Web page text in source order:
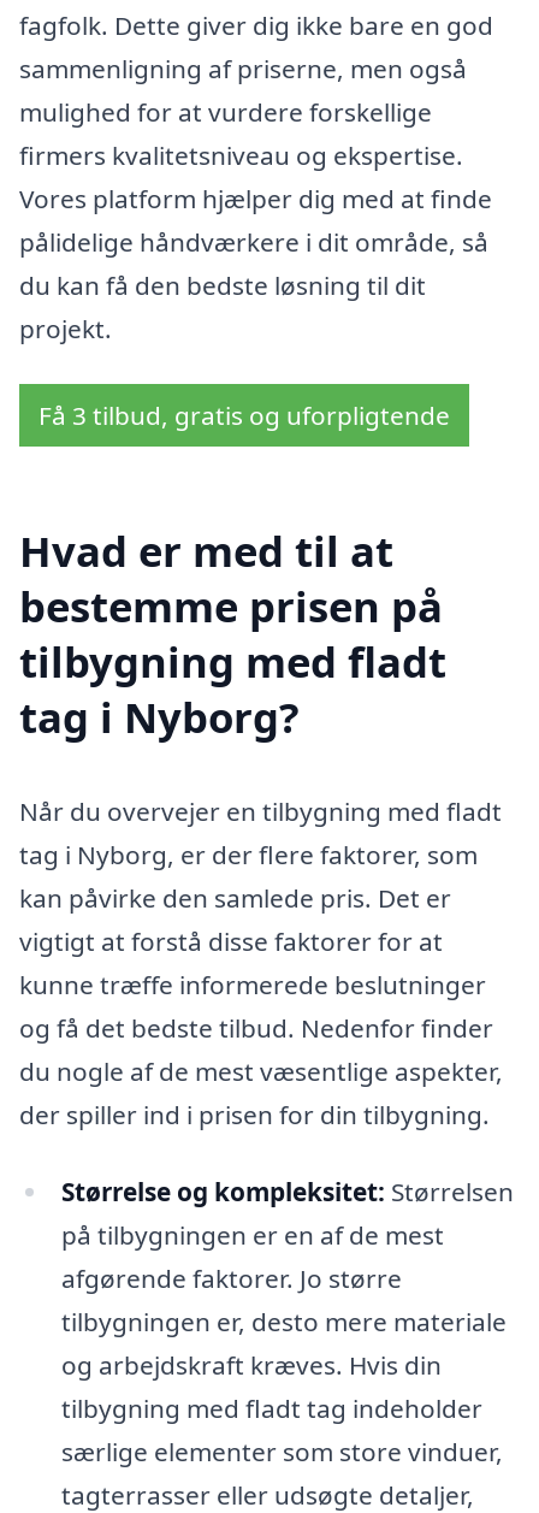
fagfolk. Dette giver dig ikke bare en god
sammenligning af priserne, men også
mulighed for at vurdere forskellige
firmers kvalitetsniveau og ekspertise.
Vores platform hjælper dig med at finde
pålidelige håndværkere i dit område, så
du kan få den bedste løsning til dit
projekt.
Få 3 tilbud, gratis og uforpligtende
Hvad er med til at
bestemme prisen på
tilbygning med fladt
tag i Nyborg?
Når du overvejer en tilbygning med fladt
tag i Nyborg, er der flere faktorer, som
kan påvirke den samlede pris. Det er
vigtigt at forstå disse faktorer for at
kunne træffe informerede beslutninger
og få det bedste tilbud. Nedenfor finder
du nogle af de mest væsentlige aspekter,
der spiller ind i prisen for din tilbygning.
Størrelse og kompleksitet: Størrelsen
på tilbygningen er en af de mest
afgørende faktorer. Jo større
tilbygningen er, desto mere materiale
og arbejdskraft kræves. Hvis din
tilbygning med fladt tag indeholder
særlige elementer som store vinduer,
tagterrasser eller udsøgte detaljer,